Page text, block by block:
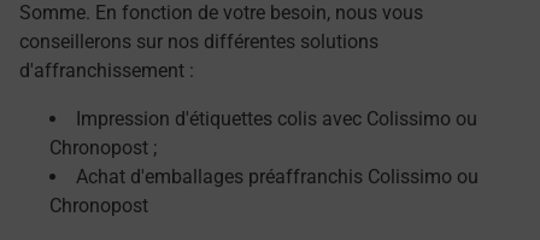
Somme. En fonction de votre besoin, nous vous
conseillerons sur nos différentes solutions
d'affranchissement :
Impression d'étiquettes colis avec Colissimo ou
Chronopost ;
Achat d'emballages préaffranchis Colissimo ou
Chronopost